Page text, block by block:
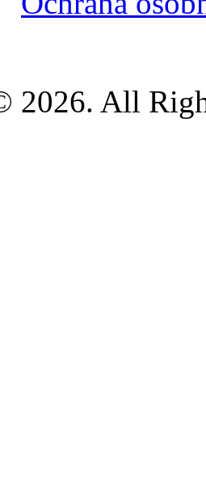
2026. All